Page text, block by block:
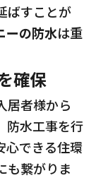
ばすことが
ーの防水は重
確保
居者様から
防水工事を行
心できる住環
も繋がりま